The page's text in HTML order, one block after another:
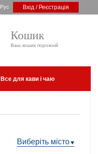
Рус Вхід / Реєстрація
Кошик
Ваш кошик порожній
Все для кави і чаю
Виберіть місто